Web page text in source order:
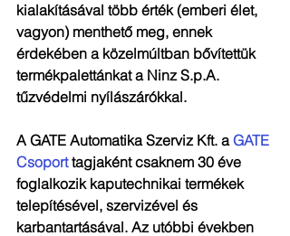
kialakításával több érték (emberi élet,
vagyon) menthető meg, ennek
érdekében a közelmúltban bővítettük
termékpalettánkat a Ninz S.p.A.
tűzvédelmi nyílászárókkal.
A GATE Automatika Szerviz Kft. a GATE
Csoport tagjaként csaknem 30 éve
foglalkozik kaputechnikai termékek
telepítésével, szervizével és
karbantartásával. Az utóbbi években